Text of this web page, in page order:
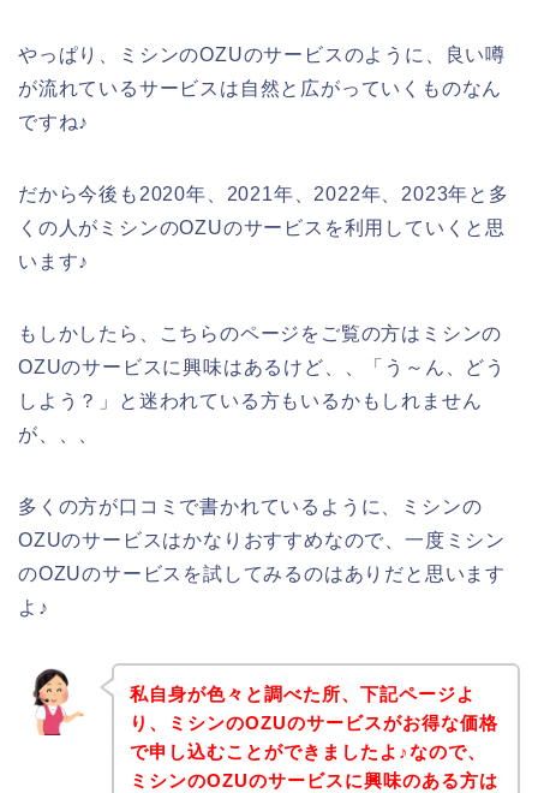
やっぱり、ミシンのOZUのサービスのように、良い噂
が流れているサービスは自然と広がっていくものなん
ですね♪
だから今後も2020年、2021年、2022年、2023年と多
くの人がミシンのOZUのサービスを利用していくと思
います♪
もしかしたら、こちらのページをご覧の方はミシンの
OZUのサービスに興味はあるけど、、「う～ん、どう
しよう？」と迷われている方もいるかもしれません
が、、、
多くの方が口コミで書かれているように、ミシンの
OZUのサービスはかなりおすすめなので、一度ミシン
のOZUのサービスを試してみるのはありだと思います
よ♪
私自身が色々と調べた所、下記ページよ
り、ミシンのOZUのサービスがお得な価格
で申し込むことができましたよ♪なので、
ミシンのOZUのサービスに興味のある方は